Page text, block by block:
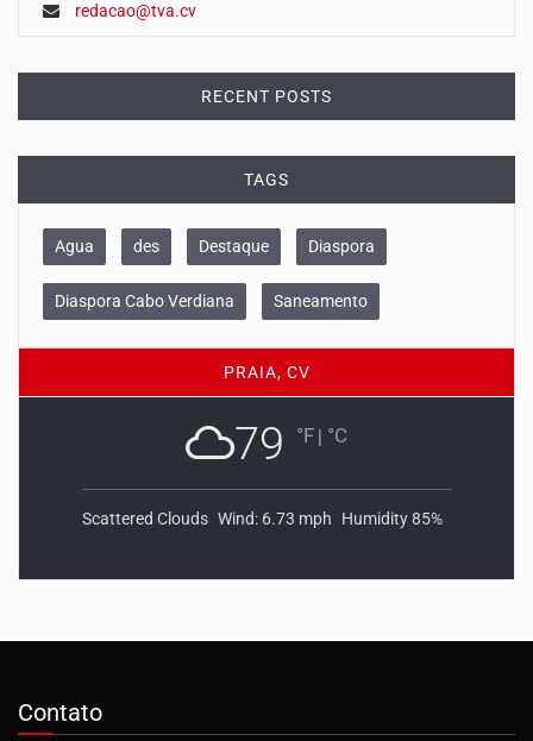
redacao@tva.cv
RECENT POSTS
TAGS
Agua des Destaque Diaspora
Diaspora Cabo Verdiana Saneamento
PRAIA, CV
79 °F | °C
Scattered Clouds Wind: 6.73 mph Humidity 85%
Contato